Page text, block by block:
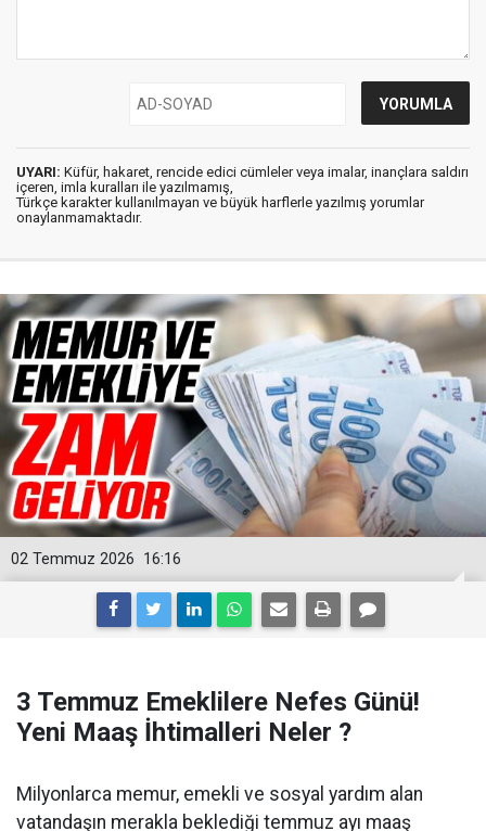
UYARI: Küfür, hakaret, rencide edici cümleler veya imalar, inançlara saldırı
içeren, imla kuralları ile yazılmamış,
Türkçe karakter kullanılmayan ve büyük harflerle yazılmış yorumlar
onaylanmamaktadır.
16:16
02 Temmuz 2026
3 Temmuz Emeklilere Nefes Günü!
Yeni Maaş İhtimalleri Neler ?
Milyonlarca memur, emekli ve sosyal yardım alan
vatandaşın merakla beklediği temmuz ayı maaş